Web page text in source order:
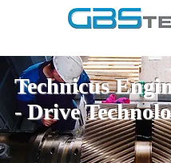
Technicus
- Drive